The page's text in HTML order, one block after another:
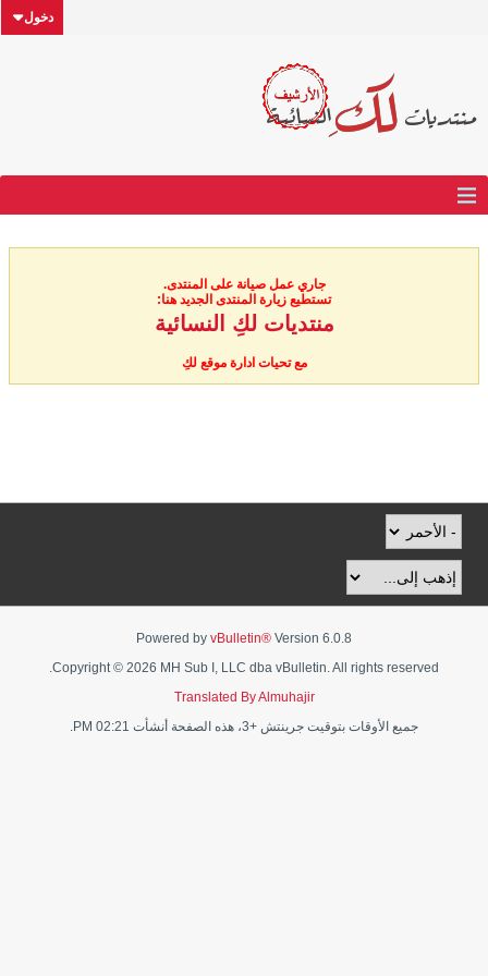
دخول
جاري عمل صيانة على المنتدى.
تستطيع زيارة المنتدى الجديد هنا:
منتديات لكِ النسائية
مع تحيات ادارة موقع لكِ
Powered by vBulletin® Version 6.0.8
Copyright © 2026 MH Sub I, LLC dba vBulletin. All rights reserved.
Translated By Almuhajir
جميع الأوقات بتوقيت جرينتش +3، هذه الصفحة أنشأت 02:21 PM.